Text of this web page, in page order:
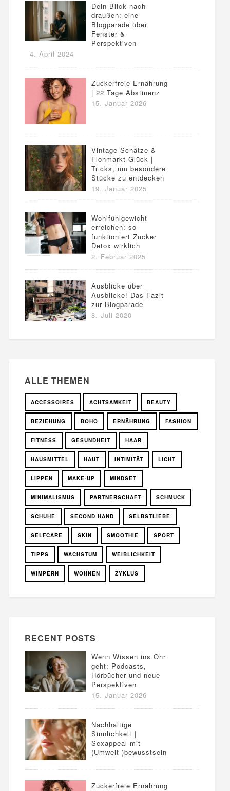
Dein Blick nach
draußen: eine
Blogparade über
Fenster &
Perspektiven
4. April 2024
Zuckerfreie Ernährung
| 22 Tage Abstinenz
15. Januar 2026
Vintage-Schätze &
Flohmarkt-Glück |
Tricks, um besondere
Stücke zu entdecken
19. Januar 2025
Wohlfühlgewicht
erreichen: so
funktioniert Zucker
Detox wirklich
2. Februar 2025
Ausblicke über
Ausblicke! Das Fazit
zur Blogparade
8. Juli 2020
ALLE THEMEN
ACCESSOIRES ACHTSAMKEIT BEAUTY
BEZIEHUNG BOHO ERNÄHRUNG FASHION
FITNESS GESUNDHEIT HAAR
HAUSMITTEL HAUT INTIMITÄT LICHT
LIPPEN MAKE-UP MINDSET
MINIMALISMUS PARTNERSCHAFT SCHMUCK
SCHUHE SECOND HAND SELBSTLIEBE
SELFCARE SKIN SMOOTHIE SPORT
TIPPS WACHSTUM WEIBLICHKEIT
WIMPERN WOHNEN ZYKLUS
RECENT POSTS
Wenn Wissen ins Ohr
geht: Podcasts,
Hörbücher und neue
Perspektiven
15. Januar 2026
Nachhaltige
Sinnlichkeit |
Sexappeal mit
(Umwelt-)bewusstsein
Zuckerfreie Ernährung